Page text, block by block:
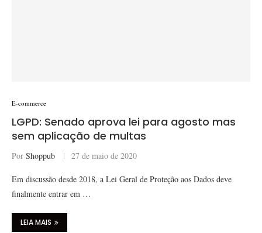
E-commerce
LGPD: Senado aprova lei para agosto mas
sem aplicação de multas
Por Shoppub 27 de maio de 2020
Em discussão desde 2018, a Lei Geral de Proteção aos Dados deve
finalmente entrar em …
LEIA MAIS